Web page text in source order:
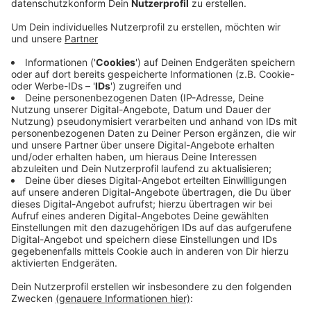
im Wert von mehreren tausend Euro erbeutet
haben. Dann flüchteten die Kinder knapp 70
Kilometer in einem BMW vor der Polizei.
Veröffentlicht: Montag, 30.09.2019 14:21
Anzeige
Beamte verfolgten die Kinder mit Streifenwagen und
einem Hubschrauber von Köln über die A57, die A44
und A52 bis nach Essen. In Kettwig stoppten
Einsatzkräfte die Teenager. Zwei versuchten noch
wegzurennen, wurden aber geschnappt. Wie die
führerscheinlosen Jungen an das Fluchtauto
gekommen sind, ist noch unklar.